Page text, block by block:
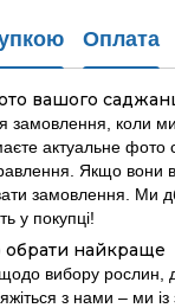
Оплата
вашого
замовлення, коли
актуальне фото
Якщо вони
замовлення. Ми
у покупці!
найкраще
вибору рослин,
з нами – ми